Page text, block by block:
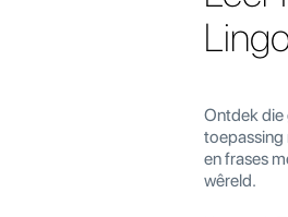
Ontdek die
toepassing
en frases
wêreld.